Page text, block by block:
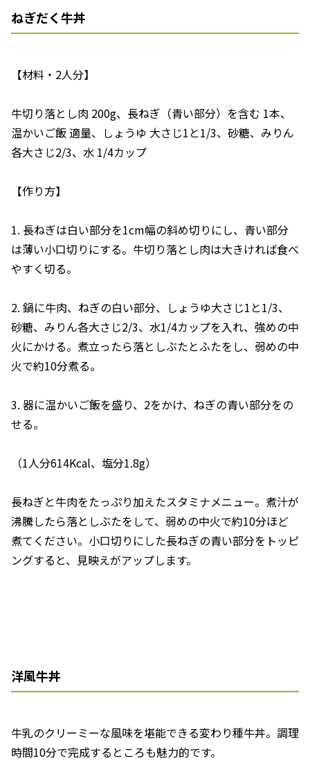
ねぎだく牛丼
【材料・2人分】
牛切り落とし肉 200g、長ねぎ（青い部分）を含む 1本、
温かいご飯 適量、しょうゆ 大さじ1と1/3、砂糖、みりん
各大さじ2/3、水 1/4カップ
【作り方】
1. 長ねぎは白い部分を1cm幅の斜め切りにし、青い部分
は薄い小口切りにする。牛切り落とし肉は大きければ食べ
やすく切る。
2. 鍋に牛肉、ねぎの白い部分、しょうゆ大さじ1と1/3、
砂糖、みりん各大さじ2/3、水1/4カップを入れ、強めの中
火にかける。煮立ったら落としぶたとふたをし、弱めの中
火で約10分煮る。
3. 器に温かいご飯を盛り、2をかけ、ねぎの青い部分をの
せる。
（1人分614Kcal、塩分1.8g）
長ねぎと牛肉をたっぷり加えたスタミナメニュー。煮汁が
沸騰したら落としぶたをして、弱めの中火で約10分ほど
煮てください。小口切りにした長ねぎの青い部分をトッピ
ングすると、見映えがアップします。
洋風牛丼
牛乳のクリーミーな風味を堪能できる変わり種牛丼。調理
時間10分で完成するところも魅力的です。